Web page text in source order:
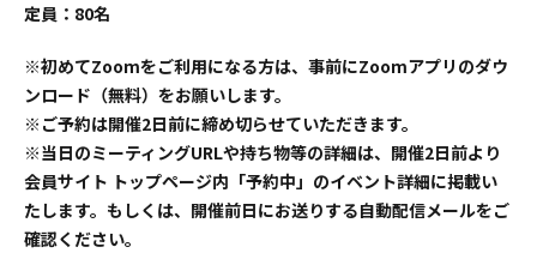
定員：80名
※初めてZoomをご利用になる方は、事前にZoomアプリのダウ
ンロード（無料）をお願いします。
※ご予約は開催2日前に締め切らせていただきます。
※当日のミーティングURLや持ち物等の詳細は、開催2日前より
会員サイト トップページ内「予約中」のイベント詳細に掲載い
たします。もしくは、開催前日にお送りする自動配信メールをご
確認ください。